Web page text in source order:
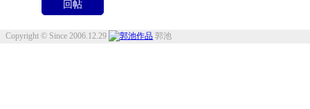
Copyright © Since 2006.12.29 郭池